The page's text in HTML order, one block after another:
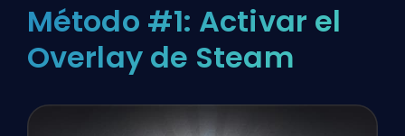
Método #1: Activar el
Overlay de Steam